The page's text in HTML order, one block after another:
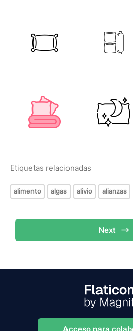
Etiquetas relacionadas
alimento algas alivio alianzas
Next